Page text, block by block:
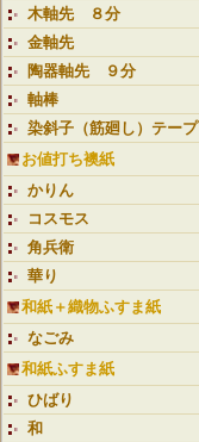
木軸先 ８分
金軸先
陶器軸先 ９分
軸棒
染斜子（筋廻し）テープ
お値打ち襖紙
かりん
コスモス
角兵衛
華り
和紙＋織物ふすま紙
なごみ
和紙ふすま紙
ひばり
和